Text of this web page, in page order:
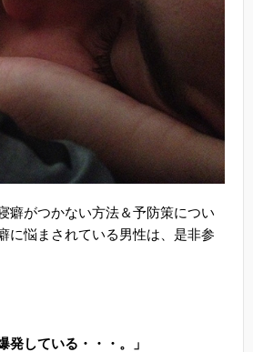
癖がつかない方法＆予防策につい
に悩まされている男性は、是非参
発している・・・。」